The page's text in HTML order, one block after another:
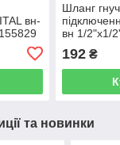
вн-
Шланг
вн 1/2"x1/
192₴
та новинки